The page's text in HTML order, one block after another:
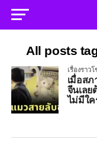
All posts
เรื่องราว
เมื่อส
จีนเลย
ไม่มีใค